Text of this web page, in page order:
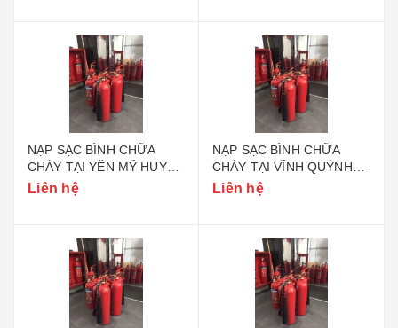
NẠP SẠC BÌNH CHỮA
CHÁY TẠI YÊN MỸ HUYỆN
THANH TRÌ HÀ NỘI
Liên hệ
NẠP SẠC BÌNH CHỮA
CHÁY TẠI VĨNH QUỲNH
HUYỆN THANH TRÌ HÀ
Liên hệ